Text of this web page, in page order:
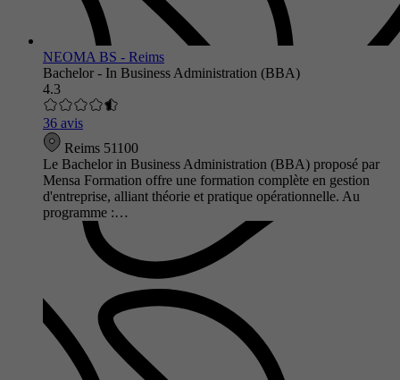
NEOMA BS - Reims
Bachelor - In Business Administration (BBA)
4.3
36 avis
Reims 51100
Le Bachelor in Business Administration (BBA) proposé par
Mensa Formation offre une formation complète en gestion
d'entreprise, alliant théorie et pratique opérationnelle. Au
programme :…